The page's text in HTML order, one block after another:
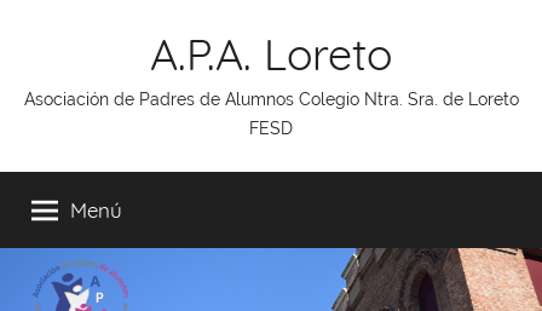
A.P.A. Loreto
Asociación de Padres de Alumnos Colegio Ntra. Sra. de Loreto
FESD
Menú